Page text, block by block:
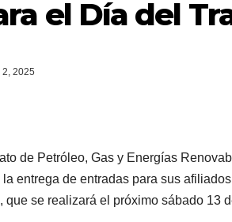
el Día del
2, 2025
de Petróleo, Gas y Energías
la entrega de entradas para sus
que se realizará el próximo sábado 13